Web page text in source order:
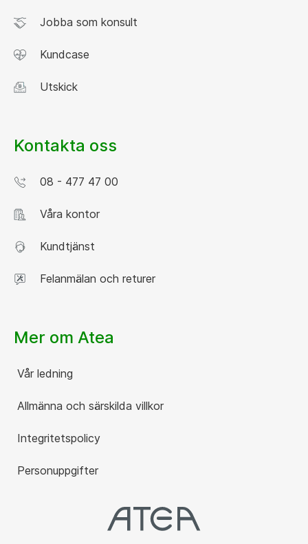
Jobba som konsult
Kundcase
Utskick
Kontakta oss
08 - 477 47 00
Våra kontor
Kundtjänst
Felanmälan och returer
Mer om Atea
Vår ledning
Allmänna och särskilda villkor
Integritetspolicy
Personuppgifter